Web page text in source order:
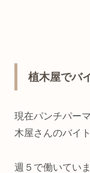
植木屋でバ
現在パンチパー
木屋さんのバイ
週５で働いていま